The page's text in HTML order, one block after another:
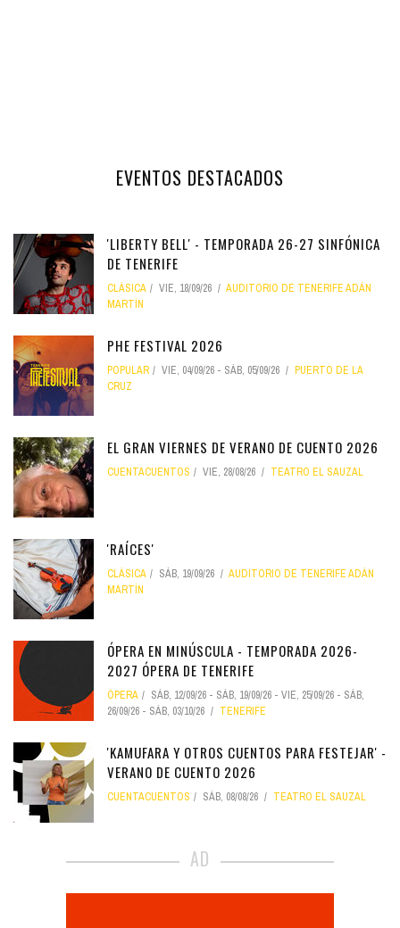
EVENTOS DESTACADOS
'LIBERTY BELL' - TEMPORADA 26-27 SINFÓNICA
DE TENERIFE
CLÁSICA VIE, 18/09/26
AUDITORIO DE TENERIFE ADÁN
MARTÍN
PHE FESTIVAL 2026
POPULAR VIE, 04/09/26 - SÁB, 05/09/26
PUERTO DE LA
CRUZ
EL GRAN VIERNES DE VERANO DE CUENTO 2026
CUENTACUENTOS VIE, 28/08/26 TEATRO EL SAUZAL
'RAÍCES'
CLÁSICA SÁB, 19/09/26
AUDITORIO DE TENERIFE ADÁN
MARTÍN
ÓPERA EN MINÚSCULA - TEMPORADA 2026-
2027 ÓPERA DE TENERIFE
ÓPERA SÁB, 12/09/26 - SÁB, 19/09/26 - VIE, 25/09/26 - SÁB,
26/09/26 - SÁB, 03/10/26 TENERIFE
'KAMUFARA Y OTROS CUENTOS PARA FESTEJAR' -
VERANO DE CUENTO 2026
CUENTACUENTOS SÁB, 08/08/26 TEATRO EL SAUZAL
AD